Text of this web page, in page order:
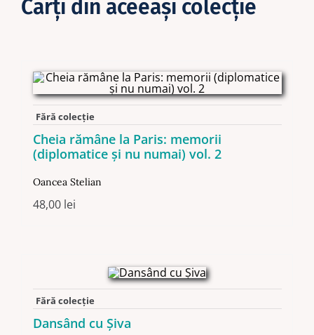
Cărţi din aceeaşi colecţie
Fără colecție
Cheia rămâne la Paris: memorii
(diplomatice şi nu numai) vol. 2
Oancea Stelian
48,00 lei
Fără colecție
Dansând cu Şiva